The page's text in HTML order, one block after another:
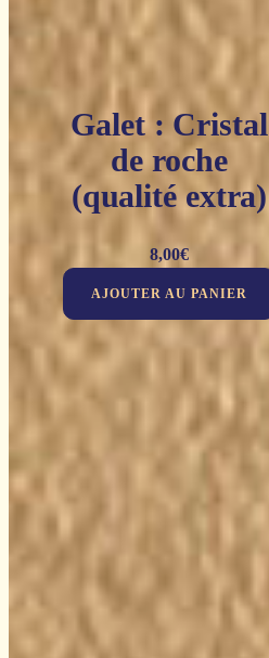
Galet : Cristal
de roche
(qualité extra)
8,00€
AJOUTER AU PANIER